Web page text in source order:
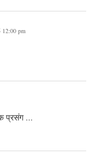
12:00 pm
प्रसंग ...